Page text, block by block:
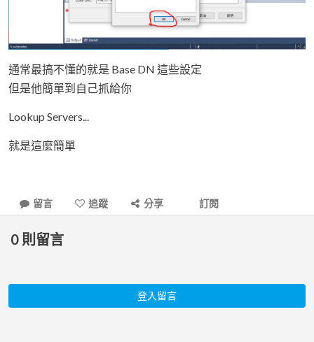
通常最搞不懂的就是 Base DN 這些設定
但是他簡單到自己抓給你
Lookup Servers...
就是這麼簡單
留言 追蹤 分享 訂閱
0 則留言
登入留言